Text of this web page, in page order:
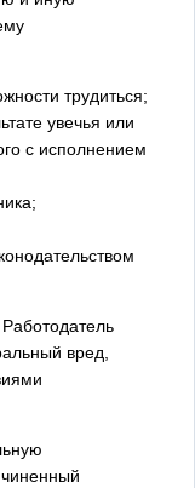
трудиться;
увечья или
с исполнением
вред,